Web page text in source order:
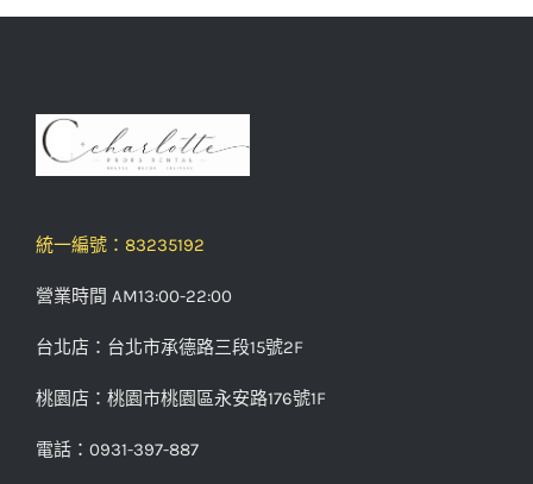
統一編號：83235192
營業時間 AM13:00-22:00
台北店：台北市承德路三段15號2F
桃園店：桃園市桃園區永安路176號1F
電話：0931-397-887